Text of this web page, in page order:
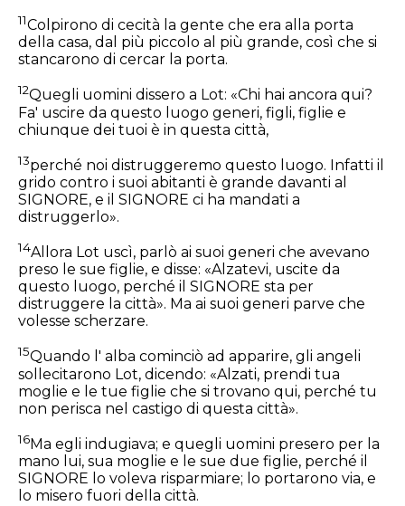
11Colpirono di cecità la gente che era alla porta
della casa, dal più piccolo al più grande, così che si
stancarono di cercar la porta.
12Quegli uomini dissero a Lot: «Chi hai ancora qui?
Fa' uscire da questo luogo generi, figli, figlie e
chiunque dei tuoi è in questa città,
13perché noi distruggeremo questo luogo. Infatti il
grido contro i suoi abitanti è grande davanti al
SIGNORE, e il SIGNORE ci ha mandati a
distruggerlo».
14Allora Lot uscì, parlò ai suoi generi che avevano
preso le sue figlie, e disse: «Alzatevi, uscite da
questo luogo, perché il SIGNORE sta per
distruggere la città». Ma ai suoi generi parve che
volesse scherzare.
15Quando l' alba cominciò ad apparire, gli angeli
sollecitarono Lot, dicendo: «Alzati, prendi tua
moglie e le tue figlie che si trovano qui, perché tu
non perisca nel castigo di questa città».
16Ma egli indugiava; e quegli uomini presero per la
mano lui, sua moglie e le sue due figlie, perché il
SIGNORE lo voleva risparmiare; lo portarono via, e
lo misero fuori della città.